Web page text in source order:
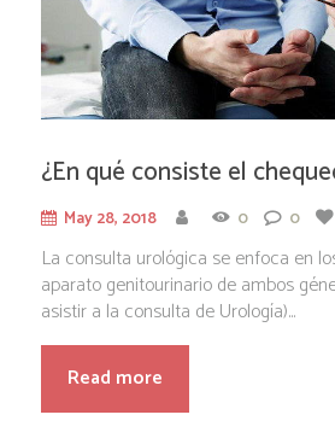
¿En qué consiste el
May 28, 2018 0 0
La consulta urológica se enfoca en
aparato genitourinario de ambos
asistir a la consulta de Urología)...
Read more